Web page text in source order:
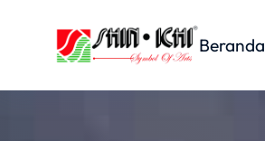
Beranda